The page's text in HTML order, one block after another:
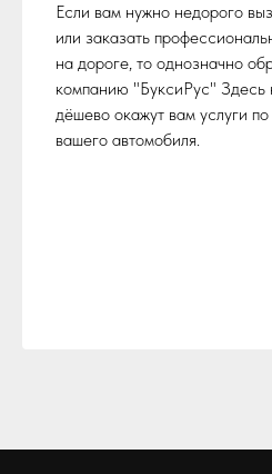
Если вам нужно недорого
или заказать
на дороге, то однозначно
компанию "БуксиРус" Здесь
дёшево окажут вам услуги
вашего автомобиля.